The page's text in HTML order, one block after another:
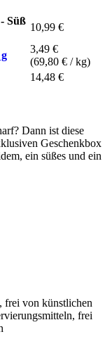
Süß
10,99 €
3,49 €
(69,80 € / kg)
14,48 €
Dann ist diese
Geschenkbox
ein süßes und ein
frei von künstlichen
frei